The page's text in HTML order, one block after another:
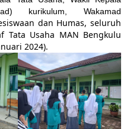
kurikulum, Wakamad
dan Humas, seluruh
Tata Usaha MAN Bengkulu
2024).